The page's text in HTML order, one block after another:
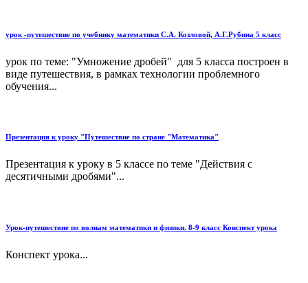
урок -путешествие по учебнику математики С.А. Козловой, А.Г.Рубина 5 класс
урок по теме: "Умножение дробей" для 5 класса построен в
виде путешествия, в рамках технологии проблемного
обучения...
Презентация к уроку "Путешествие по стране "Математика"
Презентация к уроку в 5 классе по теме "Действия с
десятичными дробями"...
Урок-путешествие по волнам математики и физики. 8-9 класс Конспект урока
Конспект урока...